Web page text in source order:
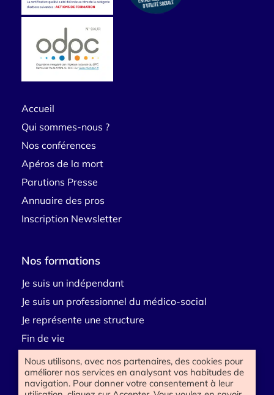
Accueil
Qui sommes-nous ?
Nos conférences
Apéros de la mort
Parutions Presse
Annuaire des pros
Inscription Newsletter
Nos formations
Je suis un indépendant
Je suis un professionnel du médico-social
Je représente une structure
Fin de vie
Deuil
Handicap
Nous utilisons, avec nos partenaires, des cookies pour
améliorer nos services en analysant vos habitudes de
navigation. Pour donner votre consentement à leur